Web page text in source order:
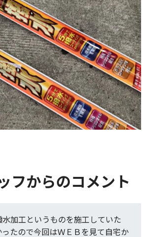
フからのコメント
加工というものを施工していた
たので今回はＷＥＢを見て自宅か